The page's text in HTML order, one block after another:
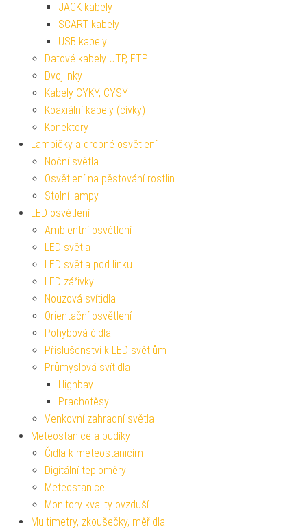
JACK kabely
SCART kabely
USB kabely
Datové kabely UTP, FTP
Dvojlinky
Kabely CYKY, CYSY
Koaxiální kabely (cívky)
Konektory
Lampičky a drobné osvětlení
Noční světla
Osvětlení na pěstování rostlin
Stolní lampy
LED osvětlení
Ambientní osvětlení
LED světla
LED světla pod linku
LED zářivky
Nouzová svítidla
Orientační osvětlení
Pohybová čidla
Příslušenství k LED světlům
Průmyslová svítidla
Highbay
Prachotěsy
Venkovní zahradní světla
Meteostanice a budíky
Čidla k meteostanicím
Digitální teploměry
Meteostanice
Monitory kvality ovzduší
Multimetry, zkoušečky, měřidla